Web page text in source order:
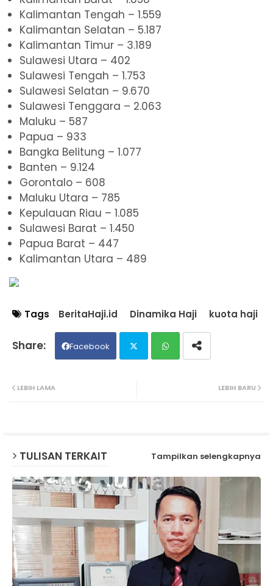
Kalimantan Tengah – 1.559
Kalimantan Selatan – 5.187
Kalimantan Timur – 3.189
Sulawesi Utara – 402
Sulawesi Tengah – 1.753
Sulawesi Selatan – 9.670
Sulawesi Tenggara – 2.063
Maluku – 587
Papua – 933
Bangka Belitung – 1.077
Banten – 9.124
Gorontalo – 608
Maluku Utara – 785
Kepulauan Riau – 1.085
Sulawesi Barat – 1.450
Papua Barat – 447
Kalimantan Utara – 489
Tags BeritaHaji.id Dinamika Haji kuota haji
Facebook
p
LEBIH BARU
LEBIH LAMA
TULISAN TERKAIT Tampilkan selengkapnya